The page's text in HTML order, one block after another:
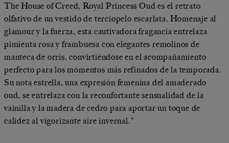
The House of Creed, Royal Princess Oud es el retrato
olfativo de un vestido de terciopelo escarlata. Homenaje al
glamour y la fuerza, esta cautivadora fragancia entrelaza
pimienta rosa y frambuesa con elegantes remolinos de
manteca de orris, convirtiéndose en el acompañamiento
perfecto para los momentos más refinados de la temporada.
Su nota estrella, una expresión femenina del amaderado
oud, se entrelaza con la reconfortante sensualidad de la
vainilla y la madera de cedro para aportar un toque de
calidez al vigorizante aire invernal."